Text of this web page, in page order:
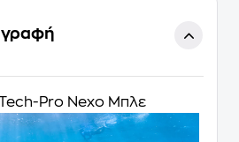
Pro Nexo Μπλε